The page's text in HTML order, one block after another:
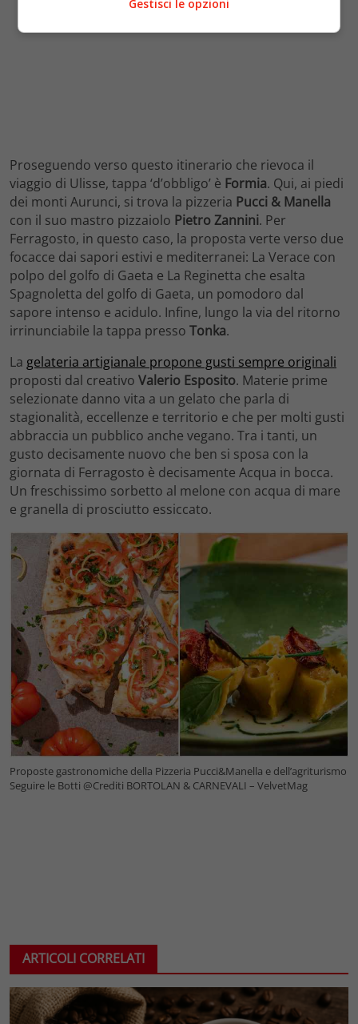
Proseguendo verso questo itinerario che rievoca il
viaggio di Ulisse, tappa ‘d’obbligo’ è Formia. Qui, ai piedi
dei monti Aurunci, si trova la pizzeria Pucci & Manella
con il suo mastro pizzaiolo Pietro Zannini. Per
Ferragosto, in questo caso, la proposta verte verso due
focacce dai sapori estivi e mediterranei: La Verace con
polpo del golfo di Gaeta e La Reginetta che esalta
Spagnoletta del golfo di Gaeta, un pomodoro dal
sapore intenso e acidulo. Infine, lungo la via del ritorno
irrinunciabile la tappa presso Tonka.
La gelateria artigianale propone gusti sempre originali
proposti dal creativo Valerio Esposito. Materie prime
selezionate danno vita a un gelato che parla di
stagionalità, eccellenze e territorio e che per molti gusti
abbraccia un pubblico anche vegano. Tra i tanti, un
gusto decisamente nuovo che ben si sposa con la
giornata di Ferragosto è decisamente Acqua in bocca.
Un freschissimo sorbetto al melone con acqua di mare
e granella di prosciutto essiccato.
Proposte gastronomiche della Pizzeria Pucci&Manella e dell’agriturismo
Seguire le Botti @Crediti BORTOLAN & CARNEVALI – VelvetMag
ARTICOLI CORRELATI
Gestisci le opzioni